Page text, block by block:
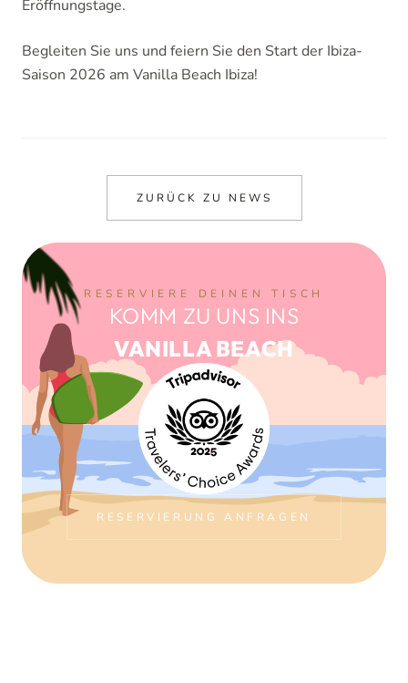
Eröffnungstage.
Begleiten Sie uns und feiern Sie den Start der Ibiza-
Saison 2026 am Vanilla Beach Ibiza!
ZURÜCK ZU NEWS
RESERVIERE DEINEN TISCH
KOMM ZU UNS INS
VANILLA BEACH
RESERVIERUNG ANFRAGEN